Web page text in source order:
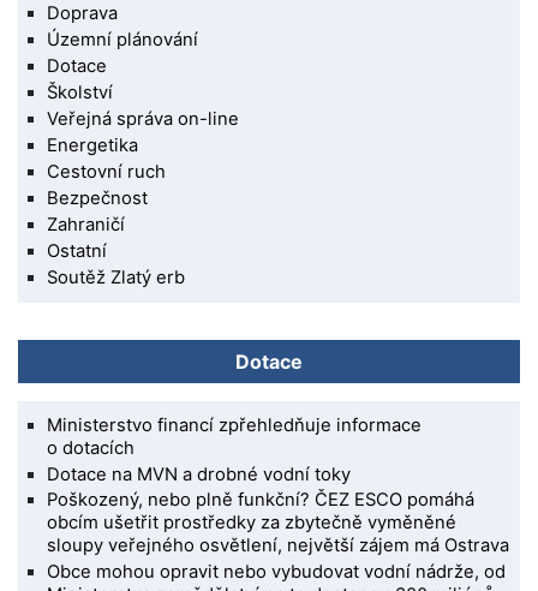
Doprava
Územní plánování
Dotace
Školství
Veřejná správa on-line
Energetika
Cestovní ruch
Bezpečnost
Zahraničí
Ostatní
Soutěž Zlatý erb
Dotace
Ministerstvo financí zpřehledňuje informace
o dotacích
Dotace na MVN a drobné vodní toky
Poškozený, nebo plně funkční? ČEZ ESCO pomáhá
obcím ušetřit prostředky za zbytečně vyměněné
sloupy veřejného osvětlení, největší zájem má Ostrava
Obce mohou opravit nebo vybudovat vodní nádrže, od